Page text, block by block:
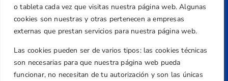
o tableta cada vez que visitas nuestra página web. Algunas
cookies son nuestras y otras pertenecen a empresas
externas que prestan servicios para nuestra página web.
Las cookies pueden ser de varios tipos: las cookies técnicas
son necesarias para que nuestra página web pueda
funcionar, no necesitan de tu autorización y son las únicas
Centre de L´Esport, Carrer d'Isaac Peral i
Caballero, Nº 5, Despachos 2 y 3, 46980,
Valencia
+34 961 367 799
Email